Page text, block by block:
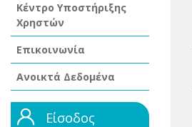
Κέντρο Υποστήριξης
Χρηστών
Επικοινωνία
Ανοικτά Δεδομένα
Είσοδος